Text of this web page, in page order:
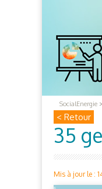
SocialEnergie >
< Retour
35
Mis à jour le :